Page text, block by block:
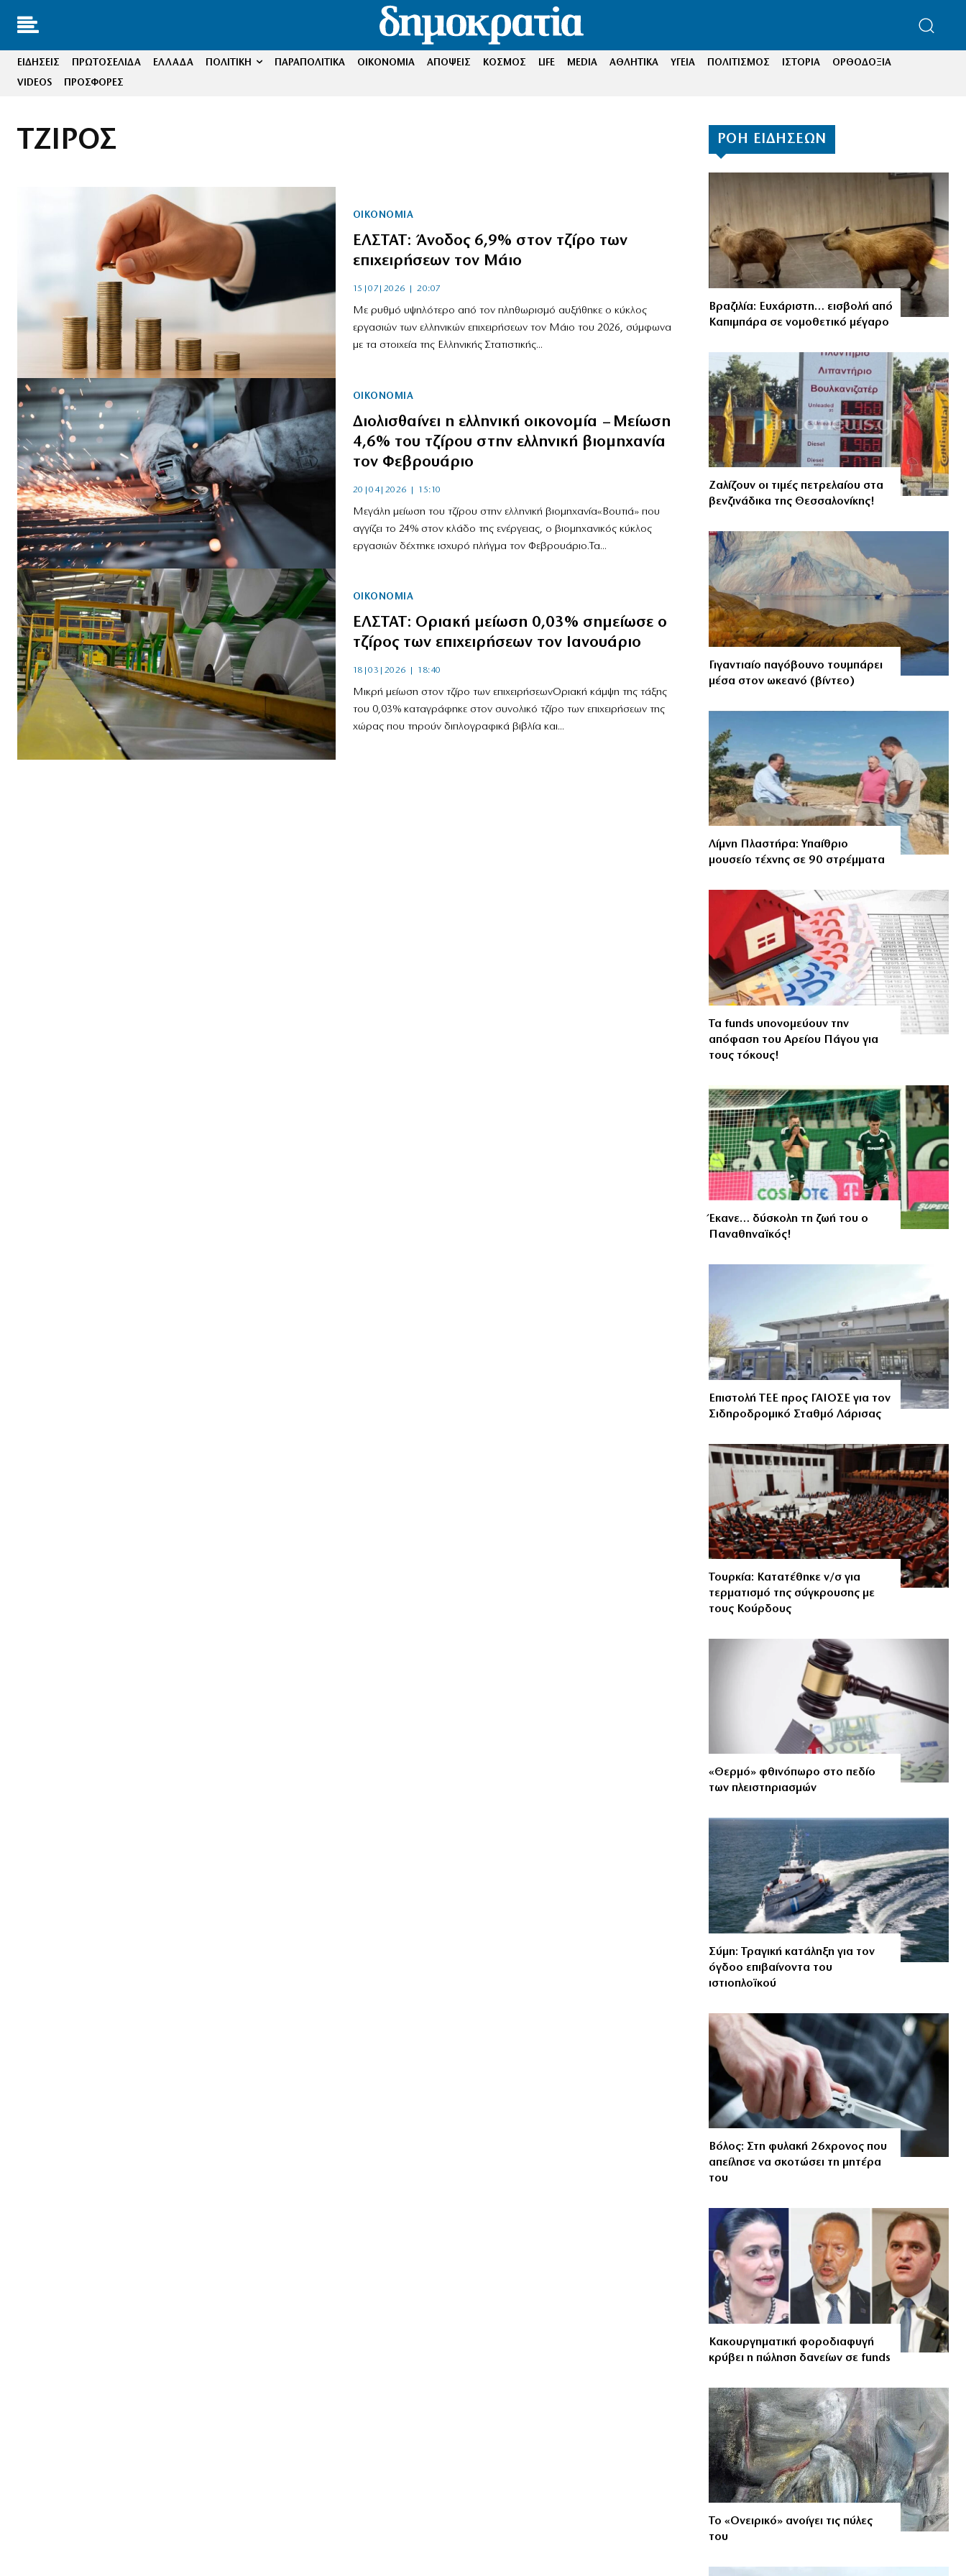
ΕΙΔΗΣΕΙΣ ΠΡΩΤΟΣΕΛΙΔΑ ΕΛΛΑΔΑ ΠΟΛΙΤΙΚΗ ΠΑΡΑΠΟΛΙΤΙΚΑ ΟΙΚΟΝΟΜΙΑ ΑΠΟΨΕΙΣ ΚΟΣΜΟΣ LIFE MEDIA ΑΘΛΗΤΙΚΑ ΥΓΕΙΑ ΠΟΛΙΤΙΣΜΟΣ ΙΣΤΟΡΙΑ
ΟΡΘΟΔΟΞΙΑ
VIDEOS
ΠΡΟΣΦΟΡΕΣ
ΤΖΙΡΟΣ
ΟΙΚΟΝΟΜΙΑ
ΕΛΣΤΑΤ: Άνοδος 6,9% στον τζίρο των
επιχειρήσεων τον Μάιο
15|07|2026 | 20:07
Με ρυθμό υψηλότερο από τον πληθωρισμό αυξήθηκε ο κύκλος
εργασιών των ελληνικών επιχειρήσεων τον Μάιο του 2026, σύμφωνα
με τα στοιχεία της Ελληνικής Στατιστικής...
ΟΙΚΟΝΟΜΙΑ
Διολισθαίνει η ελληνική οικονομία – Μείωση
4,6% του τζίρου στην ελληνική βιομηχανία
τον Φεβρουάριο
20|04|2026 | 15:10
Μεγάλη μείωση του τζίρου στην ελληνική βιομηχανία«Βουτιά» που
αγγίζει το 24% στον κλάδο της ενέργειας, ο βιομηχανικός κύκλος
εργασιών δέχτηκε ισχυρό πλήγμα τον Φεβρουάριο.Τα...
ΟΙΚΟΝΟΜΙΑ
ΕΛΣΤΑΤ: Οριακή μείωση 0,03% σημείωσε ο
τζίρος των επιχειρήσεων τον Ιανουάριο
18|03|2026 | 18:40
Μικρή μείωση στον τζίρο των επιχειρήσεωνΟριακή κάμψη της τάξης
του 0,03% καταγράφηκε στον συνολικό τζίρο των επιχειρήσεων της
χώρας που τηρούν διπλογραφικά βιβλία και...
ΡΟΗ ΕΙΔΗΣΕΩΝ
Βραζιλία: Ευχάριστη… εισβολή από
Καπιμπάρα σε νομοθετικό μέγαρο
Ζαλίζουν οι τιμές πετρελαίου στα
βενζινάδικα της Θεσσαλονίκης!
Γιγαντιαίο παγόβουνο τουμπάρει
μέσα στον ωκεανό (βίντεο)
Λίμνη Πλαστήρα: Υπαίθριο
μουσείο τέχνης σε 90 στρέμματα
Τα funds υπονομεύουν την
απόφαση του Αρείου Πάγου για
τους τόκους!
Έκανε… δύσκολη τη ζωή του ο
Παναθηναϊκός!
Επιστολή ΤΕΕ προς ΓΑΙΟΣΕ για τον
Σιδηροδρομικό Σταθμό Λάρισας
Τουρκία: Κατατέθηκε ν/σ για
τερματισμό της σύγκρουσης με
τους Κούρδους
«Θερμό» φθινόπωρο στο πεδίο
των πλειστηριασμών
Σύμη: Τραγική κατάληξη για τον
όγδοο επιβαίνοντα του
ιστιοπλοϊκού
Βόλος: Στη φυλακή 26χρονος που
απείλησε να σκοτώσει τη μητέρα
του
Κακουργηματική φοροδιαφυγή
κρύβει η πώληση δανείων σε funds
Το «Ονειρικό» ανοίγει τις πύλες
του